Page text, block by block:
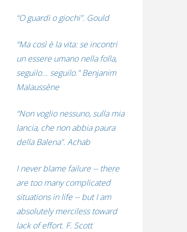
“O guardi o giochi”. Gould
“Ma così è la vita: se incontri
un essere umano nella folla,
seguilo... seguilo.” Benjanim
Malaussène
“Non voglio nessuno, sulla mia
lancia, che non abbia paura
della Balena”. Achab
I never blame failure -- there
are too many complicated
situations in life -- but I am
absolutely merciless toward
lack of effort. F. Scott